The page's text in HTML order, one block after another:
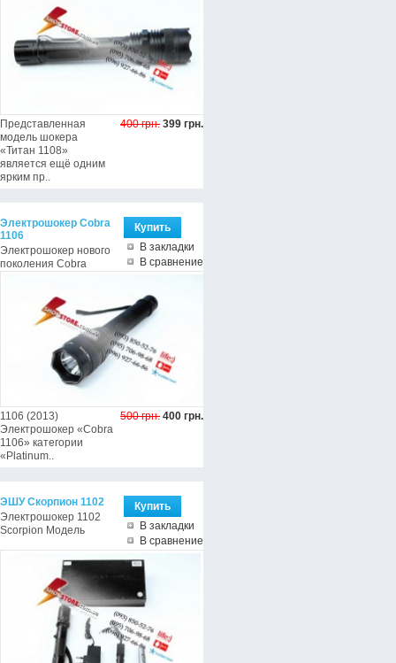
400 грн. 399 грн.
Представленная
модель шокера
«Титан 1108»
является ещё одним
ярким пр..
В закладки
В сравнение
500 грн. 400 грн.
Электрошокер Cobra
1106
Электрошокер нового
поколения Cobra
1106 (2013)
Электрошокер «Cobra
1106» категории
«Platinum..
В закладки
В сравнение
ЭШУ Скорпион 1102
Электрошокер 1102
Scorpion Модель